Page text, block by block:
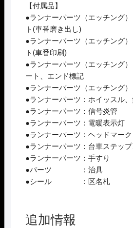
【付属品】
●ランナーパーツ（エッチング
ト(車番磨き出し)
●ランナーパーツ（エッチング
ト(車番印刷)
●ランナーパーツ（エッチング
ート、エンド標記
●ランナーパーツ（エッチング
●ランナーパーツ：ホイッスル
●ランナーパーツ：信号炎管
●ランナーパーツ：電暖表示灯
●ランナーパーツ：ヘッドマーク
●ランナーパーツ：台車ステッ
●ランナーパーツ：手すり
●パーツ ：治具
●シール ：区名札
追加情報